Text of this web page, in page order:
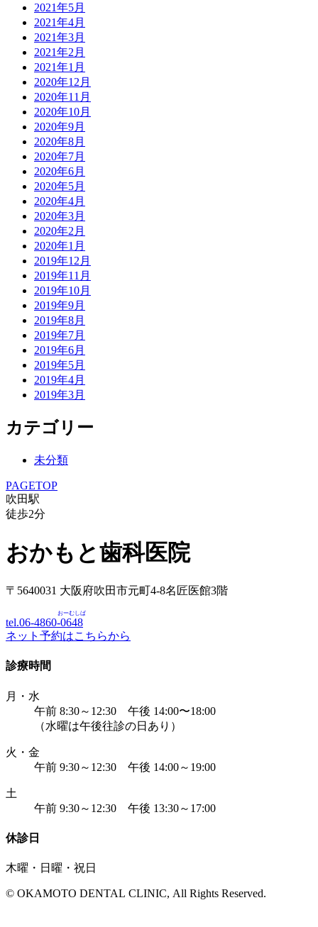
2021年5月
2021年4月
2021年3月
2021年2月
2021年1月
2020年12月
2020年11月
2020年10月
2020年9月
2020年8月
2020年7月
2020年6月
2020年5月
2020年4月
2020年3月
2020年2月
2020年1月
2019年12月
2019年11月
2019年10月
2019年9月
2019年8月
2019年7月
2019年6月
2019年5月
2019年4月
2019年3月
カテゴリー
未分類
PAGETOP
吹田駅
徒歩2分
おかもと歯科医院
〒5640031 大阪府吹田市元町4-8名匠医館3階
tel.06-4860-0648
おーむしば
ネット予約はこちらから
診療時間
月・水
午前 8:30～12:30 午後 14:00〜18:00
（水曜は午後往診の日あり）
火・金
午前 9:30～12:30 午後 14:00～19:00
土
午前 9:30～12:30 午後 13:30～17:00
休診日
木曜・日曜・祝日
© OKAMOTO DENTAL CLINIC, All Rights Reserved.